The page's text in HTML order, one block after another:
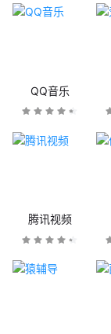
QQ音乐
腾讯视频